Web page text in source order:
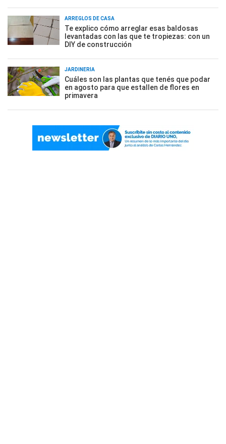
ARREGLOS DE CASA
Te explico cómo arreglar esas baldosas
levantadas con las que te tropiezas: con un
DIY de construcción
JARDINERÍA
Cuáles son las plantas que tenés que podar
en agosto para que estallen de flores en
primavera